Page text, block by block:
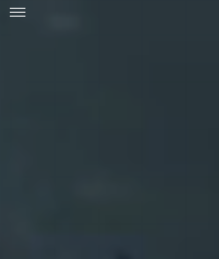
Skip to Main Content
Menu